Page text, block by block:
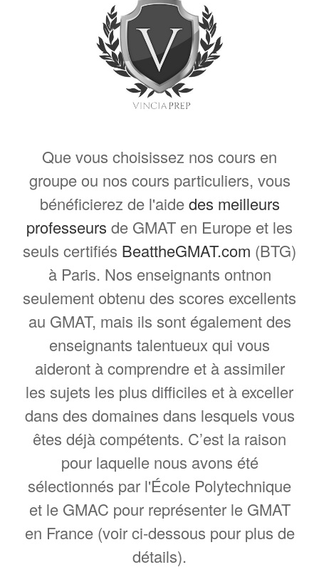
Que vous choisissez nos cours en
groupe ou nos cours particuliers, vous
bénéficierez de l'aidedes meilleurs
professeurs de GMAT en Europe et les
seuls certifiés BeattheGMAT.com (BTG)
à Paris. Nos enseignants ontnon
seulement obtenu des scores excellents
au GMAT, mais ils sont également des
enseignants talentueux qui vous
aideront à comprendre et à assimiler
les sujets les plus difficiles et à exceller
dans des domaines dans lesquels vous
êtes déjà compétents. C’est la raison
pour laquelle nous avons été
sélectionnés par l'École Polytechnique
et le GMAC pour représenter le GMAT
en France (voir ci-dessous pour plus de
détails).